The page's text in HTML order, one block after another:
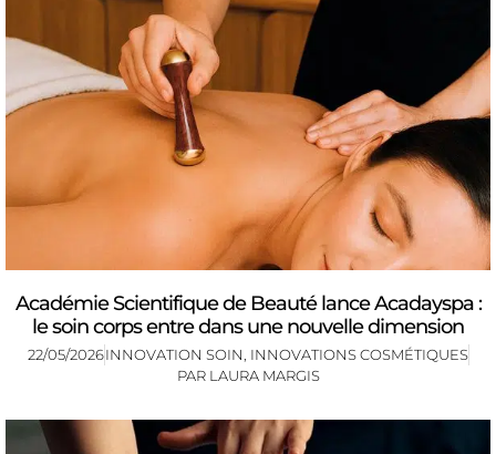
Académie Scientifique de Beauté lance Acadayspa :
le soin corps entre dans une nouvelle dimension
22/05/2026INNOVATION SOIN INNOVATIONS COSMÉTIQUES
PAR LAURA MARGIS